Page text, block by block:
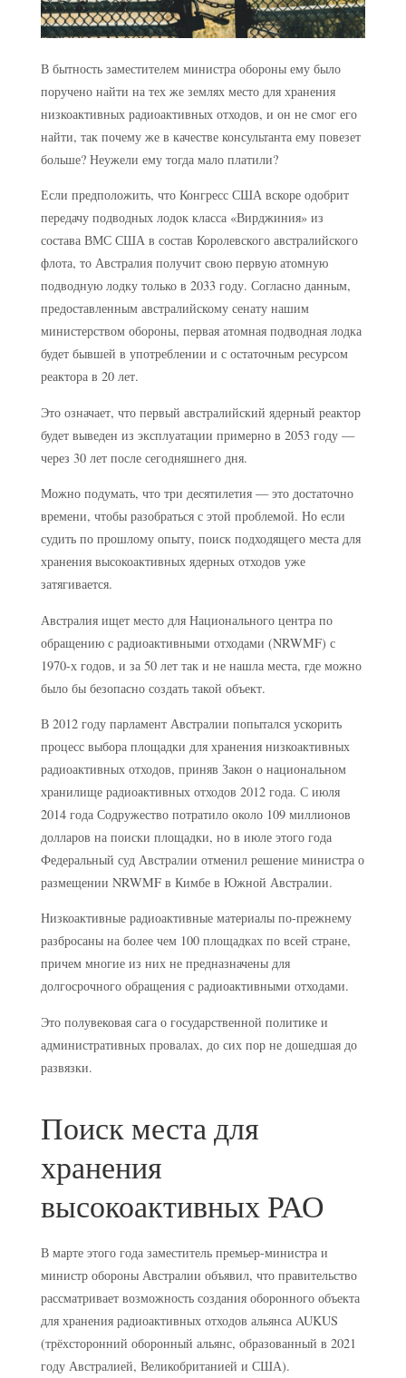
В бытность заместителем министра обороны ему было
поручено найти на тех же землях место для хранения
низкоактивных радиоактивных отходов, и он не смог его
найти, так почему же в качестве консультанта ему повезет
больше? Неужели ему тогда мало платили?
Если предположить, что Конгресс США вскоре одобрит
передачу подводных лодок класса «Вирджиния» из
состава ВМС США в состав Королевского австралийского
флота, то Австралия получит свою первую атомную
подводную лодку только в 2033 году. Согласно данным,
предоставленным австралийскому сенату нашим
министерством обороны, первая атомная подводная лодка
будет бывшей в употреблении и с остаточным ресурсом
реактора в 20 лет.
Это означает, что первый австралийский ядерный реактор
будет выведен из эксплуатации примерно в 2053 году —
через 30 лет после сегодняшнего дня.
Можно подумать, что три десятилетия — это достаточно
времени, чтобы разобраться с этой проблемой. Но если
судить по прошлому опыту, поиск подходящего места для
хранения высокоактивных ядерных отходов уже
затягивается.
Австралия ищет место для Национального центра по
обращению с радиоактивными отходами (NRWMF) с
1970-х годов, и за 50 лет так и не нашла места, где можно
было бы безопасно создать такой объект.
В 2012 году парламент Австралии попытался ускорить
процесс выбора площадки для хранения низкоактивных
радиоактивных отходов, приняв Закон о национальном
хранилище радиоактивных отходов 2012 года. С июля
2014 года Содружество потратило около 109 миллионов
долларов на поиски площадки, но в июле этого года
Федеральный суд Австралии отменил решение министра о
размещении NRWMF в Кимбе в Южной Австралии.
Низкоактивные радиоактивные материалы по-прежнему
разбросаны на более чем 100 площадках по всей стране,
причем многие из них не предназначены для
долгосрочного обращения с радиоактивными отходами.
Это полувековая сага о государственной политике и
административных провалах, до сих пор не дошедшая до
развязки.
Поиск места для
хранения
высокоактивных РАО
В марте этого года заместитель премьер-министра и
министр обороны Австралии объявил, что правительство
рассматривает возможность создания оборонного объекта
для хранения радиоактивных отходов альянса AUKUS
(трёхсторонний оборонный альянс, образованный в 2021
году Австралией, Великобританией и США).